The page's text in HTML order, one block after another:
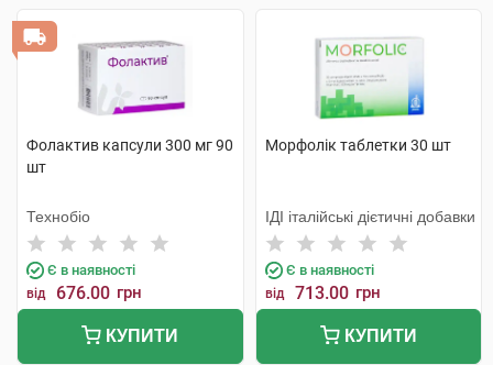
Фолактив капсули 300 мг 90
шт
Технобіо
Є в наявності
від 676.00 грн
КУПИТИ
Морфолік таблетки 30 шт
ІДІ італійські дієтичні добавки
Є в наявності
від 713.00 грн
КУПИТИ